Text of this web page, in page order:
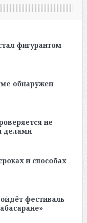
фигурантом
обнаружен
не
делами
и способах
фестиваль